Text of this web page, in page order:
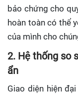
bảo chứng cho
hoàn toàn có thể
của mình cho
2. Hệ thống so
ẩn
Giao diện hiện